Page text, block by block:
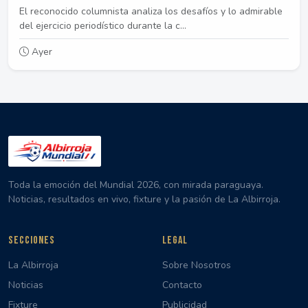
El reconocido columnista analiza los desafíos y lo admirable
del ejercicio periodístico durante la c...
Ayer
Toda la emoción del Mundial 2026, con mirada paraguaya.
Noticias, resultados en vivo, fixture y la pasión de La Albirroja.
SECCIONES
La Albirroja
Noticias
Fixture
LEGAL
Sobre Nosotros
Contacto
Publicidad